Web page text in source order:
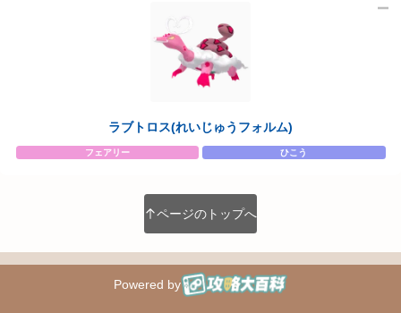
ラブトロス(れいじゅうフォルム)
フェアリー ひこう
ページのトップへ
Powered by
攻略大百科